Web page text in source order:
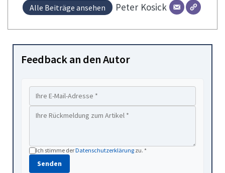
Alle Beiträge ansehen Peter Kosick
Feedback an den Autor
Ich stimme derDatenschutzerklärung zu. *
Senden